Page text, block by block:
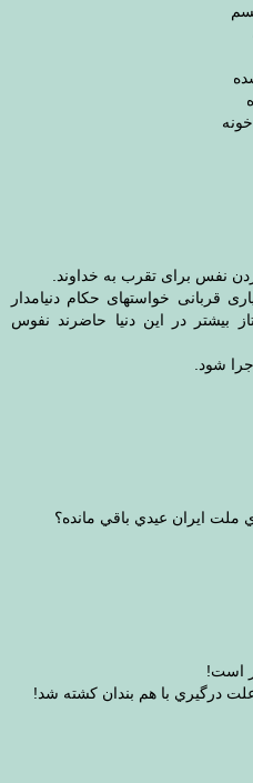
نفس برای تقرب به خداوند.
قربانی خواستهای حکام دنیامدار
بیشتر در این دنیا حاضرند نفوس
شود.
ملت ايران عيدي باقي مانده؟
است!
درگيري با هم بندان كشته شد!